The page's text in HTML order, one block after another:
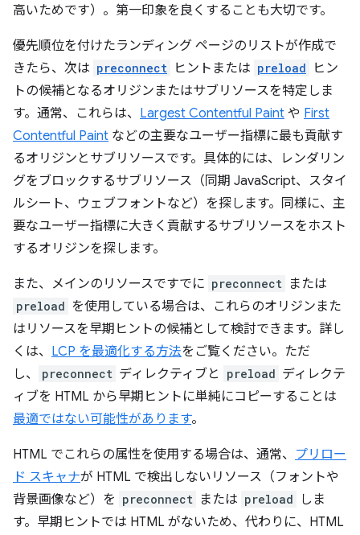
高いためです）。第一印象を良くすることも大切です。
優先順位を付けたランディング ページのリストが作成で
きたら、次は preconnect ヒントまたは preload
ヒン
トの候補となるオリジンまたはサブリソースを特定しま
す。通常、これらは、 Largest Contentful Paint や First
Contentful Paint などの主要なユーザー指標に最も貢献す
るオリジンとサブリソースです。具体的には、レンダリン
グをブロックするサブリソース（同期 JavaScript、スタイ
ルシート、ウェブフォントなど）を探します。同様に、主
要なユーザー指標に大きく貢献するサブリソースをホスト
するオリジンを探します。
また、メインのリソースですでに preconnect または
preload を使用している場合は、これらのオリジンまた
はリソースを早期ヒントの候補として検討できます。詳し
くは、 LCP を最適化する方法をご覧ください。ただ
し、
preconnect ディレクティブと preload ディレクテ
ィブを HTML から早期ヒントに単純にコピーすることは
最適ではない可能性があります。
HTML でこれらの属性を使用する場合は、通常、 プリロー
ド スキャナが HTML で検出しないリソース（フォントや
背景画像など）を preconnect または preload
しま
す。早期ヒントでは HTML がないため、代わりに、HTML